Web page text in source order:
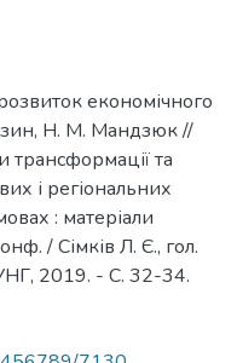
економічного
Н. М. Мандзюк //
трансформації та
і регіональних
: матеріали
/ Сімків Л. Є., гол.
2019. - С. 32-34.